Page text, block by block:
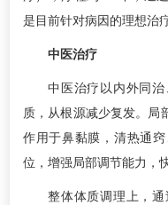
是目前针对病因的理想治
中医治疗
中医治疗以内外同
质，从根源减少复发。局
作用于鼻黏膜，清热通
位，增强局部调节能力，
整体体质调理上，